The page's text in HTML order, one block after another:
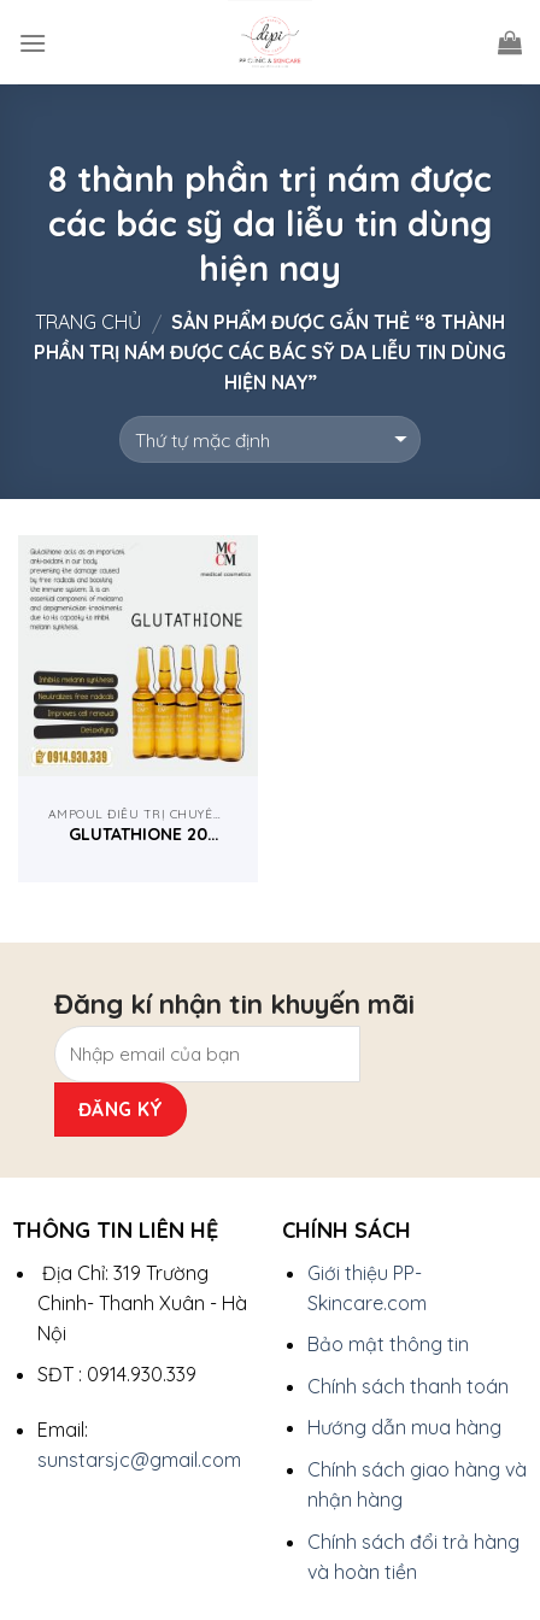
8 thành phần trị nám được
các bác sỹ da liễu tin dùng
hiện nay
TRANG CHỦ / SẢN PHẨM ĐƯỢC GẮN THẺ “8 THÀNH
PHẦN TRỊ NÁM ĐƯỢC CÁC BÁC SỸ DA LIỄU TIN DÙNG
HIỆN NAY”
AMPOUL ĐIỀU TRỊ CHUYÊN NGHIỆP
GLUTATHIONE 20
Đăng kí nhận tin khuyến mãi
THÔNG TIN LIÊN HỆ
Địa Chỉ: 319 Trường
Chinh- Thanh Xuân - Hà
Nội
SĐT : 0914.930.339
Email:
sunstarsjc@gmail.com
CHÍNH SÁCH
Giới thiệu PP-
Skincare.com
Bảo mật thông tin
Chính sách thanh toán
Hướng dẫn mua hàng
Chính sách giao hàng và
nhận hàng
Chính sách đổi trả hàng
và hoàn tiền